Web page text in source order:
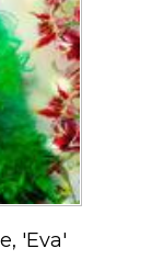
'Eva'